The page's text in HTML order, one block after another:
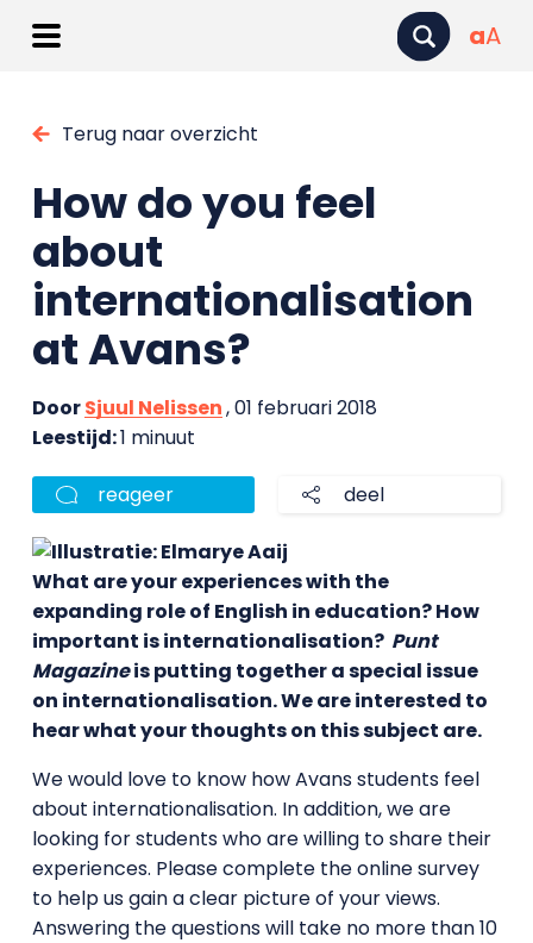
aA
Terug naar overzicht
How do you feel
about
internationalisation
at Avans?
DoorSjuul Nelissen, 01 februari 2018
Leestijd:1 minuut
reageer deel
What are your experiences with the
expanding role of English in education? How
important is internationalisation? Punt
Magazineis putting together a special issue
on internationalisation. We are interested to
hear what your thoughts on this subject are.
We would love to know how Avans students feel
about internationalisation. In addition, we are
looking for students who are willing to share their
experiences. Please complete the online survey
to help us gain a clear picture of your views.
Answering the questions will take no more than 10